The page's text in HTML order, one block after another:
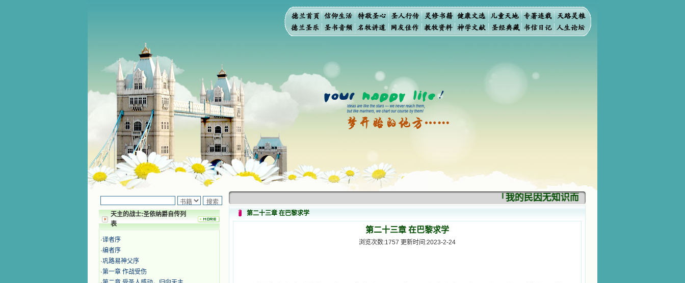
天主的战士:圣依纳爵自传列
表
·译者序
·编者序
·巩路易神父序
·第一章 作战受伤
「我的民因无知识而灭亡。你弃掉知识，我也
第二十三章 在巴黎求学
第二十三章 在巴黎求学
浏览次数:1757 更新时间:2023-2-24